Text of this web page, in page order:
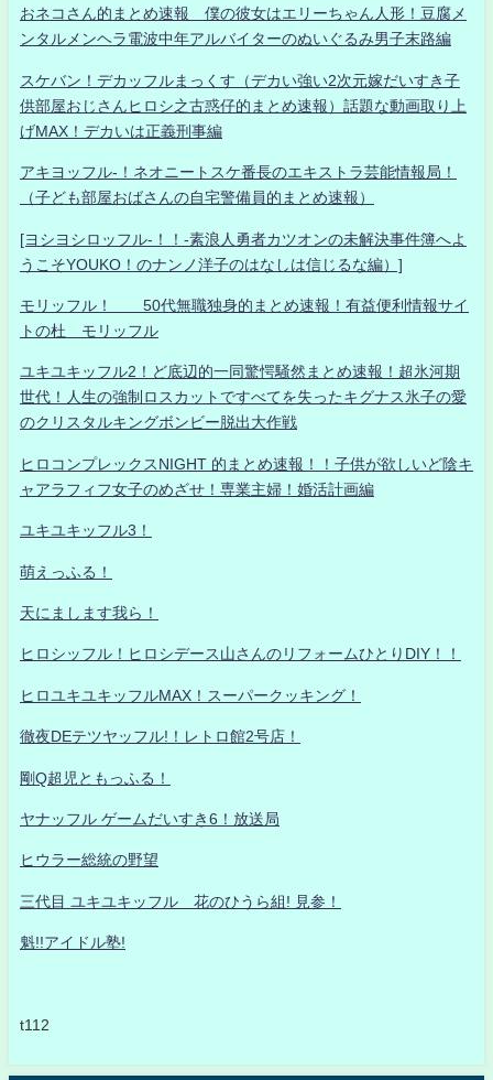
おネコさん的まとめ速報 僕の彼女はエリーちゃん人形！豆腐メ
ンタルメンヘラ電波中年アルバイターのぬいぐるみ男子末路編
スケバン！デカッフルまっくす（デカい強い2次元嫁だいすき子
供部屋おじさんヒロシ之古惑仔的まとめ速報）話題な動画取り上
げMAX！デカいは正義刑事編
アキヨッフル-！ネオニートスケ番長のエキストラ芸能情報局！
（子ども部屋おばさんの自宅警備員的まとめ速報）
[ヨシヨシロッフル-！！-素浪人勇者カツオンの未解決事件簿へよ
うこそYOUKO！のナンノ洋子のはなしは信じるな編）]
モリッフル！ 50代無職独身的まとめ速報！有益便利情報サイ
トの杜 モリッフル
ユキユキッフル2！ど底辺的一同驚愕騒然まとめ速報！超氷河期
世代！人生の強制ロスカットですべてを失ったキグナス氷子の愛
のクリスタルキングボンビー脱出大作戦
ヒロコンプレックスNIGHT 的まとめ速報！！子供が欲しいど陰キ
ャアラフィフ女子のめざせ！専業主婦！婚活計画編
ユキユキッフル3！
萌えっふる！
天にまします我ら！
ヒロシッフル！ヒロシデース山さんのリフォームひとりDIY！！
ヒロユキユキッフルMAX！スーパークッキング！
徹夜DEテツヤッフル!！レトロ館2号店！
剛Q超児ともっふる！
ヤナッフル ゲームだいすき6！放送局
ヒウラー総統の野望
三代目 ユキユキッフル 花のひうら組! 見参！
魁!!アイドル塾!
t112